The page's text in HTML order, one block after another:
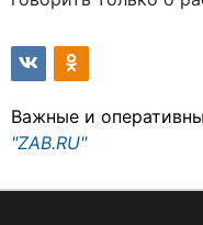
Важные и
"ZAB.RU"